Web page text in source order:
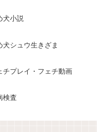
犬小説
犬シュウ生きざま
チプレイ・フェチ動画
検査